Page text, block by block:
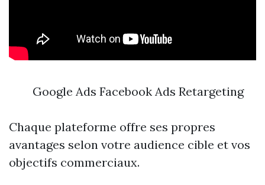
Google Ads Facebook Ads Retargeting
Chaque plateforme offre ses propres
avantages selon votre audience cible et vos
objectifs commerciaux.